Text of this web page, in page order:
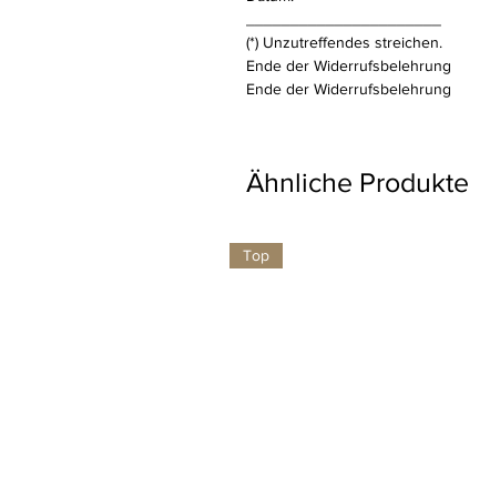
(*) Unzutreffendes streichen.
Ende der Widerrufsbelehrung
Ende der Widerrufsbelehrung
Ähnliche Produkte
Top